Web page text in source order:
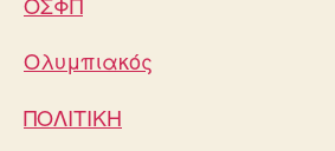
Ολυμπιακός
ΠΟΛΙΤΙΚΗ